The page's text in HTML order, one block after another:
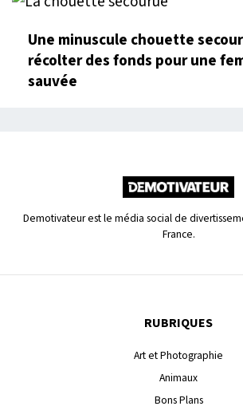
Une minuscule chouette
récolter des fonds pour une
sauvée
Demotivateur est le média social de
France.
RUBRIQUES
Art et Photographie
Animaux
Bons Plans